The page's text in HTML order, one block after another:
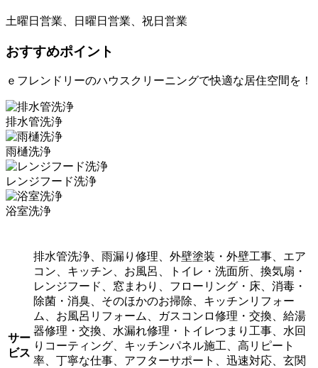
土曜日営業、日曜日営業、祝日営業
おすすめポイント
ｅフレンドリーのハウスクリーニングで快適な居住空間を！
排水管洗浄
雨樋洗浄
レンジフード洗浄
浴室洗浄
サー
ビス
排水管洗浄、雨漏り修理、外壁塗装・外壁工事、エア
コン、キッチン、お風呂、トイレ・洗面所、換気扇・
レンジフード、窓まわり、フローリング・床、消毒・
除菌・消臭、そのほかのお掃除、キッチンリフォー
ム、お風呂リフォーム、ガスコンロ修理・交換、給湯
器修理・交換、水漏れ修理・トイレつまり工事、水回
りコーティング、キッチンパネル施工、高リピート
率、丁寧な仕事、アフターサポート、迅速対応、玄関